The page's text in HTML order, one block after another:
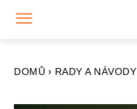
DOMŮ RADY A NÁVODY